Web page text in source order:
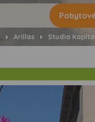
Arillas Studia